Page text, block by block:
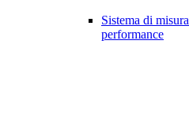
Sistema di
performance